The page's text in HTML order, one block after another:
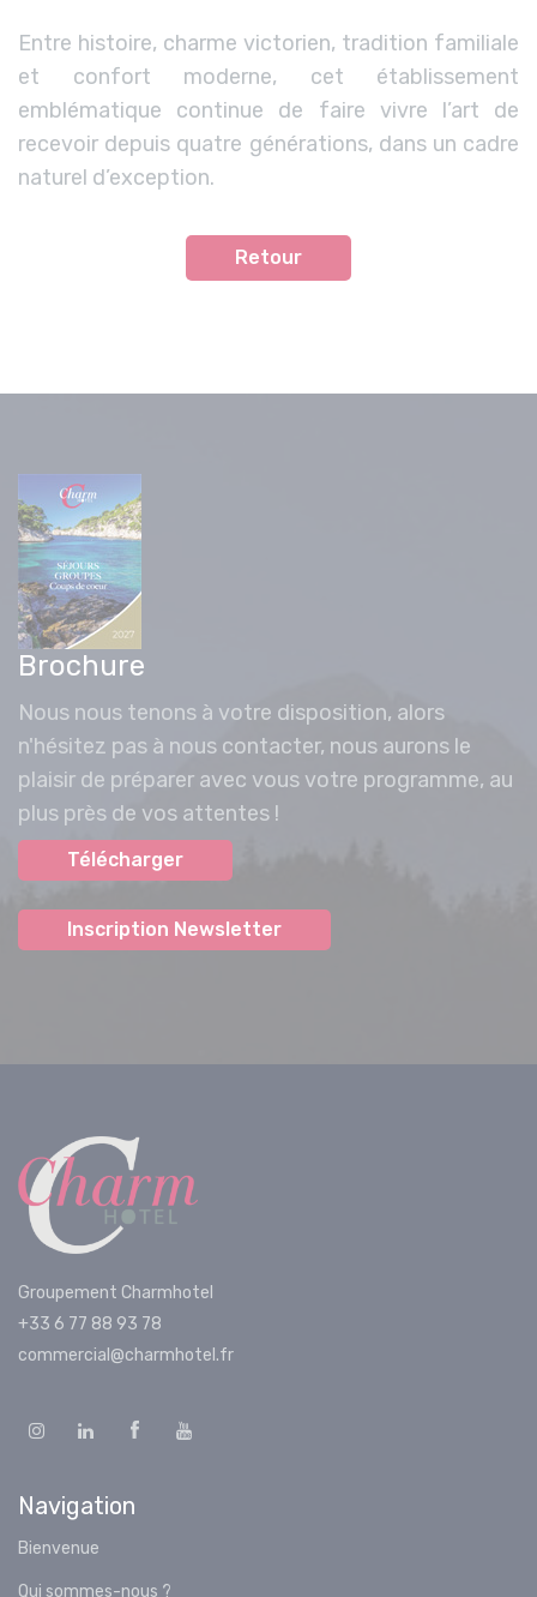
Entre histoire, charme victorien, tradition familiale
et confort moderne, cet établissement
emblématique continue de faire vivre l’art de
recevoir depuis quatre générations, dans un cadre
naturel d’exception.
Retour
Brochure
Nous nous tenons à votre disposition, alors
n'hésitez pas à nous contacter, nous aurons le
plaisir de préparer avec vous votre programme, au
plus près de vos attentes !
Télécharger
Inscription Newsletter
Groupement Charmhotel
+33 6 77 88 93 78
commercial@charmhotel.fr
Navigation
Bienvenue
Qui sommes-nous ?